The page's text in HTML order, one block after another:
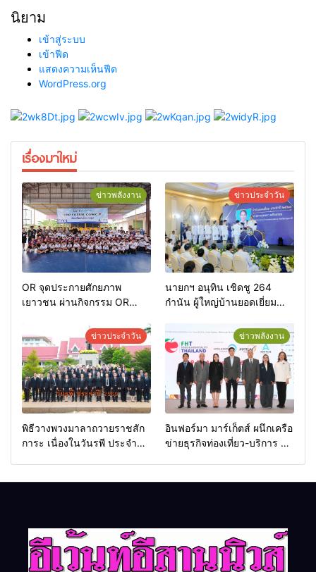
นิยาม
เข้าสู่ระบบ
เข้าฟีด
แสดงความเห็นฟีด
WordPress.org
เรื่องมาใหม่
ข่าวพลังงาน
OR จุดประกายศักยภาพ
เยาวชน ผ่านกิจกรรม OR
ข่าวประจำวัน
นายกฯ อนุทิน เชิดชู 264
กำนัน ผู้ใหญ่บ้านยอดเยี่ยม
เกียรติยศแห่งการเสียสละ”
ข่าวประจำวัน
พิธีวางพวงมาลาถวายราชสัก
การะ เนื่องในวันรพี ประจำปี
ข่าวพลังงาน
อินฟอร์มา มาร์เก็ตส์ ผนึกเครือ
ข่ายธุรกิจท่องเที่ยว-บริการ จัด